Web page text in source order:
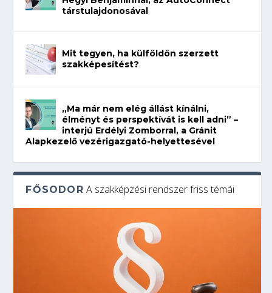
társtulajdonosával
Mit tegyen, ha külföldön szerzett
szakképesítést?
„Ma már nem elég állást kínálni,
élményt és perspektívát is kell adni” –
interjú Erdélyi Zomborral, a Gránit
Alapkezelő vezérigazgató-helyettesével
FŐSODOR A szakképzési rendszer friss témái